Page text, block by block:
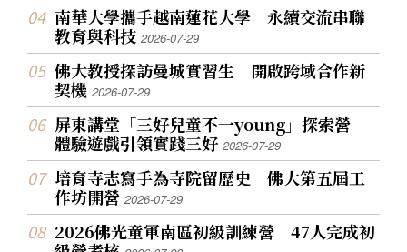
南華大學攜手越南蓮花大學 永續交流串聯
教育與科技2026-07-29
佛大教授探訪曼城實習生 開啟跨域合作新
契機2026-07-29
屏東講堂「三好兒童不一young」探索營
體驗遊戲引領實踐三好2026-07-29
培育寺志寫手為寺院留歷史 佛大第五屆工
作坊開營2026-07-29
2026佛光童軍南區初級訓練營 47人完成初